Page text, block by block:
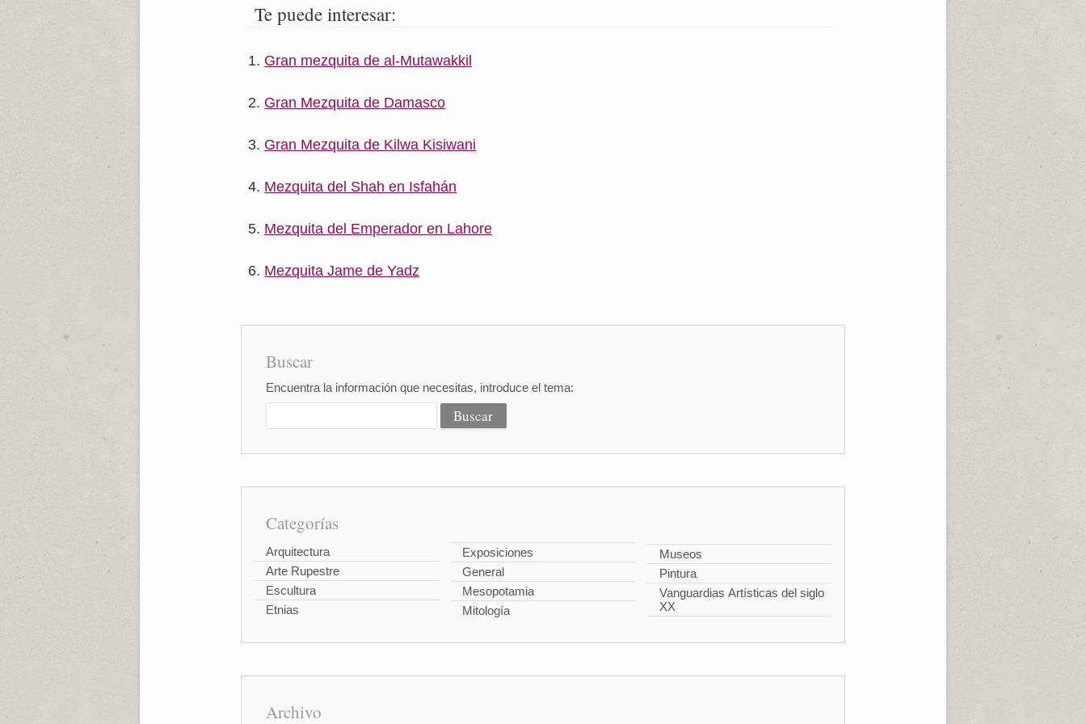
Te puede interesar:
Gran mezquita de al-Mutawakkil
Gran Mezquita de Damasco
Gran Mezquita de Kilwa Kisiwani
Mezquita del Shah en Isfahán
Mezquita del Emperador en Lahore
Mezquita Jame de Yadz
Buscar
Encuentra la información que necesitas, introduce el tema:
Categorías
Arquitectura
Arte Rupestre
Escultura
Etnias
Exposiciones
General
Mesopotamia
Mitología
Museos
Pintura
Vanguardias Artísticas del siglo
XX
Archivo